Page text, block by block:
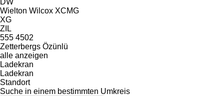
Wielton Wilcox XCMG
XG
ZIL
555 4502
Zetterbergs Özünlü
alle anzeigen
Ladekran
Ladekran
Standort
Suche in einem bestimmten Umkreis